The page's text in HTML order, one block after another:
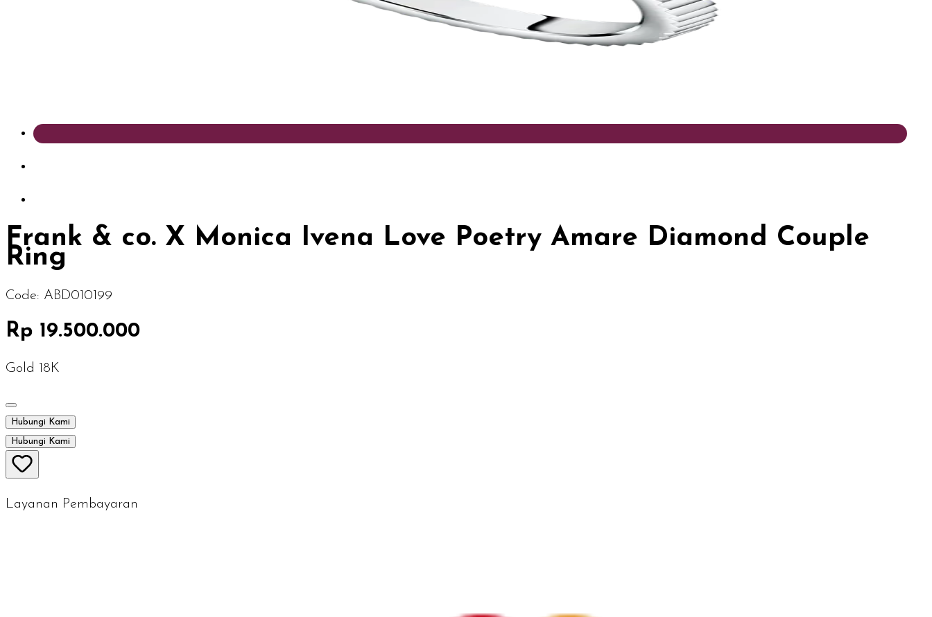
Frank & co. X Monica Ivena Love Poetry Amare Diamond Couple
Ring
Code: ABD010199
Rp 19.500.000
Gold 18K
Hubungi Kami
Hubungi Kami
Layanan Pembayaran